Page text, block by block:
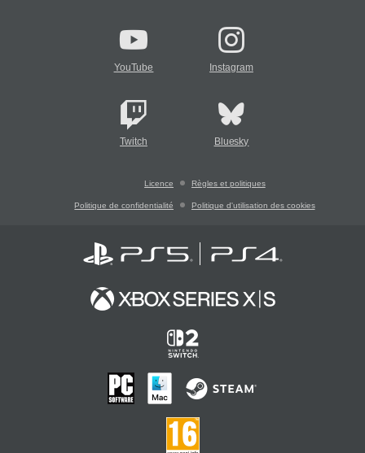
YouTube Instagram
Twitch Bluesky
Licence Règles et politiques
Politique de confidentialité Politique d'utilisation des cookies